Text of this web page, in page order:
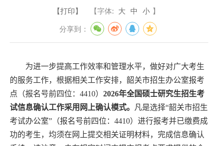
【打印】 【字体: 大 中 小 】
分享到：
为进一步提高工作效率和管理水平，做好对广大考生
的服务工作，根据相关工作安排，韶关市招生办公室报考
点（报名号前四位： 4410） 2026年全国硕士研究生招生考
试信息确认工作采用网上确认模式。
凡是选择“韶关市招生
考试办公室”（报名号前四位： 4410）进行报考并已缴费成
功的考生，均须在网上提交相关证明材料，完成信息确认